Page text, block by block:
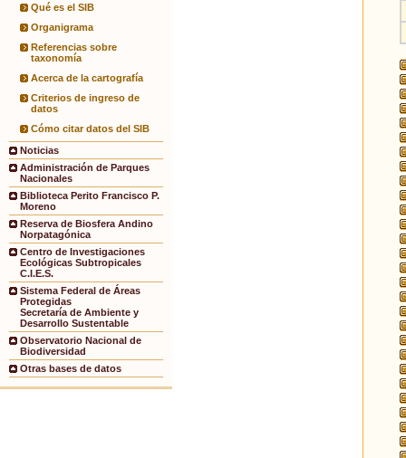
Qué es el SIB
Organigrama
Referencias sobre
taxonomía
Acerca de la cartografía
Criterios de ingreso de
datos
Cómo citar datos del SIB
Noticias
Administración de Parques
Nacionales
Biblioteca Perito Francisco P.
Moreno
Reserva de Biosfera Andino
Norpatagónica
Centro de Investigaciones
Ecológicas Subtropicales
C.I.E.S.
Sistema Federal de Áreas
Protegidas
Secretaría de Ambiente y
Desarrollo Sustentable
Observatorio Nacional de
Biodiversidad
Otras bases de datos